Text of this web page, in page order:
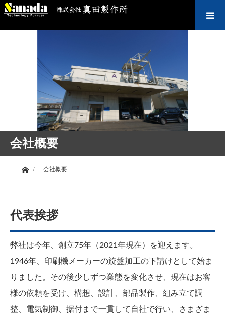
事業内容
装置製作例
設備紹介
直販商品
会社概要
ホーム会社概要
代表挨拶
弊社は今年、創立75年（2021年現在）を迎えます。
1946年、印刷機メーカーの旋盤加工の下請けとして始ま
りました。その後少しずつ業態を変化させ、現在はお客
様の依頼を受け、構想、設計、部品製作、組み立て調
整、電気制御、据付まで一貫して自社で行い、さまざま